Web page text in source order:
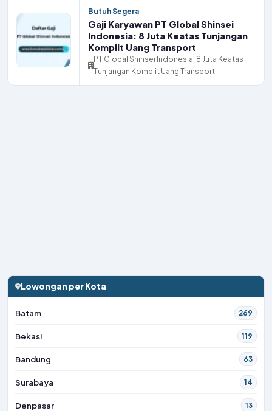
Butuh Segera
Gaji Karyawan PT Global Shinsei
Indonesia: 8 Juta Keatas Tunjangan
Komplit Uang Transport
PT Global Shinsei Indonesia: 8 Juta Keatas
Tunjangan Komplit Uang Transport
Lowongan per Kota
Batam 269
Bekasi 119
Bandung 63
Surabaya 14
Denpasar 13